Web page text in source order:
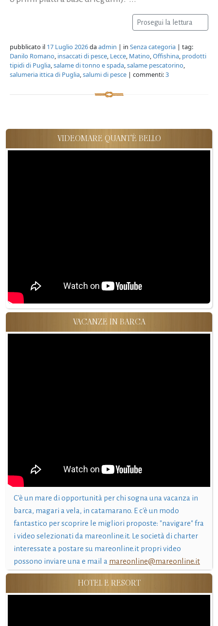
Prosegui la lettura
pubblicato il 17 Luglio 2026daadmin | in Senza categoria | tag:
Danilo Romano, insaccati di pesce, Lecce, Matino,Offishina, prodotti
tipidi di Puglia,salame di tonno e spada,salame pescatorino,
salumeria ittica di Puglia,salumi di pesce | commenti:3
VIDEOMARE QUANT'È BELLO
VACANZE IN BARCA
C'è un mare di opportunità per chi sogna una vacanza in
barca, magari a vela, in catamarano. E c'è un modo
fantastico per scoprire le migliori proposte: "navigare" fra
i video selezionati da mareonline.it. Le società di charter
interessate a postare su mareonline.it propri video
possono inviare una e mail a mareonline@mareonline.it
HOTEL E RESORT